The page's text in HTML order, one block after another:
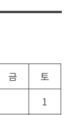
금
토
1